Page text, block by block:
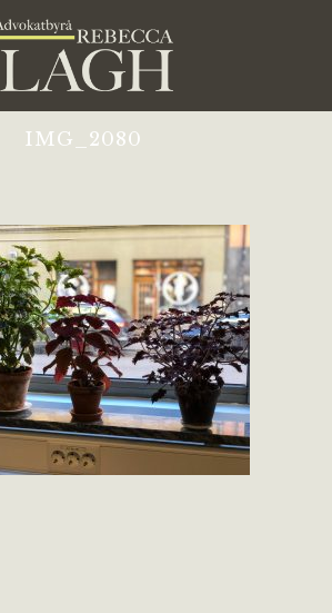
IMG_2080